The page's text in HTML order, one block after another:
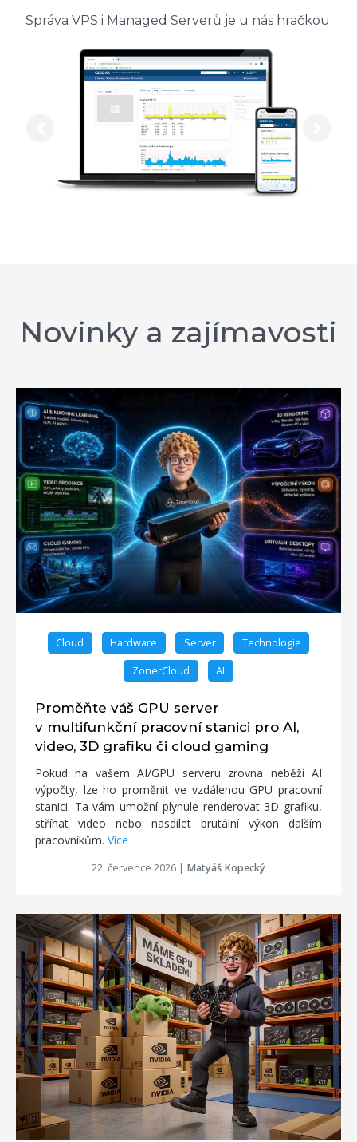
Správa VPS i Managed Serverů je u nás hračkou.
Novinky a zajímavosti
Cloud Hardware Server Technologie
ZonerCloud AI
Proměňte váš GPU server
v multifunkční pracovní stanici pro AI,
video, 3D grafiku či cloud gaming
Pokud na vašem AI/GPU serveru zrovna neběží AI
výpočty, lze ho proměnit ve vzdálenou GPU pracovní
stanici. Ta vám umožní plynule renderovat 3D grafiku,
stříhat video nebo nasdílet brutální výkon dalším
pracovníkům. Více
22. července 2026 | Matyáš Kopecký